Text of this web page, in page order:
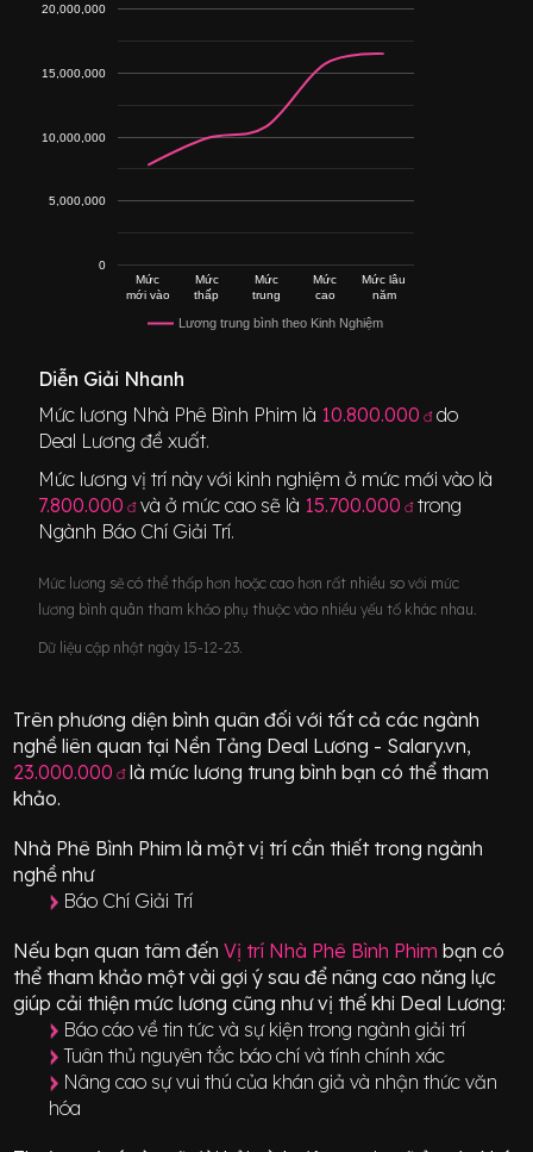
Lương trung bình theo Kinh Nghiệm
Mức
mới vào
Mức
thấp
Mức
trung
Mức
cao
Mức lâu
năm
0
5,000,000
10,000,000
15,000,000
20,000,000
Diễn Giải Nhanh
Mức lương Nhà Phê Bình Phim là 10.800.000 đdo
Deal Lương đề xuất.
Mức lương vị trí này với kinh nghiệm ở mức mới vào là
7.800.000 đ và ở mức cao sẽ là 15.700.000 đ trong
Ngành Báo Chí Giải Trí.
Mức lương sẽ có thể thấp hơn hoặc cao hơn rất nhiều so với mức
lương bình quân tham khảo phụ thuộc vào nhiều yếu tố khác nhau.
Dữ liệu cập nhật ngày 15-12-23.
Trên phương diện bình quân đối với tất cả các ngành
nghề liên quan tại Nền Tảng Deal Lương - Salary.vn,
23.000.000 đlà mức lương trung bình bạn có thể tham
khảo.
Nhà Phê Bình Phim là một vị trícần thiết trong ngành
nghề như
Báo Chí Giải Trí
Nếu bạn quan tâm đến Vị trí Nhà Phê Bình Phim bạn có
thể tham khảo một vài gợi ý sau để nâng cao năng lực
giúp cải thiện mức lương cũng như vị thế khi Deal Lương:
Báo cáo về tin tức và sự kiện trong ngành giải trí
Tuân thủ nguyên tắc báo chí và tính chính xác
Nâng cao sự vui thú của khán giả và nhận thức văn
hóa